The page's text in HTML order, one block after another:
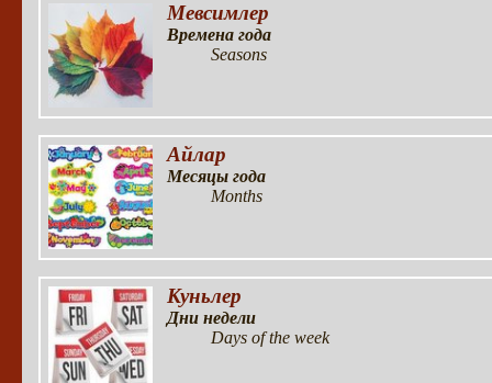
Мевсимлер
Времена года
Seasons
Айлар
Месяцы года
Months
Куньлер
Дни недели
Days of the week